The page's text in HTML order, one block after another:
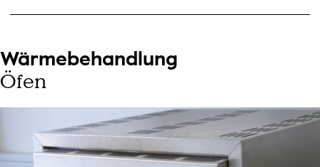
Wärmebehandlung
Öfen